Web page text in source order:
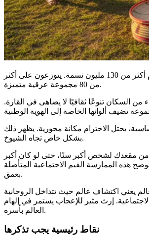
يحتضن الإقليم اليوم أكثر من 130 مليون نسمة. يتوزعون على أكثر
من 80 مجموعة عرقية متميزة.
من السكان تنوعًا ثقافيًا لا يضاهى في القارة.
يحتل الاحترام مكانة محورية. يظهر ذلك
بشكل خاص تجاه الشيوخ.
مقعدك لشخص أكبر سنًا، حتى لو كان أكبر
هذه الممارسة القيم الاجتماعية المتأصلة
بعمق.
يعني اكتشاف عالم حيث تتداخل الروحانية
الاجتماعية. إرث مثير للإعجاب يستمر في إلهام
العالم بأسره.
نقاط رئيسية يجب تذكرها